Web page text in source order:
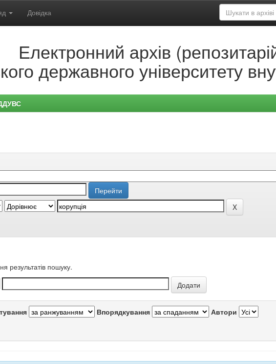
Довідка
Електронний архів
державного університету
результатів пошуку.
Впорядкування Автори